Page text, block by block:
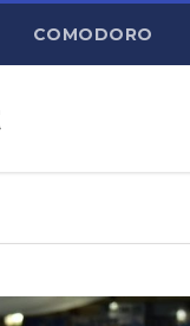
COMODORO